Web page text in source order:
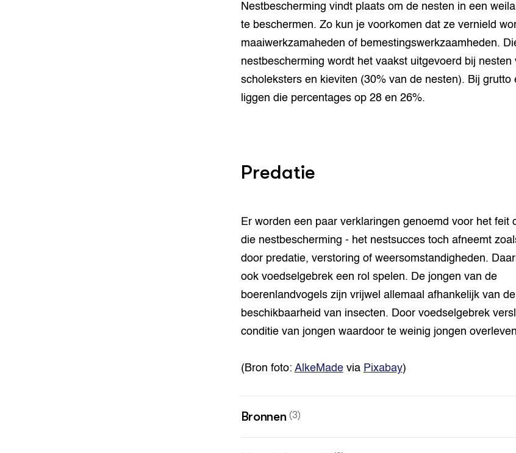
Nestbescherming vindt plaats om de nesten in een
te beschermen. Zo kun je voorkomen dat ze vernield
maaiwerkzamaheden of bemestingswerkzaamheden.
nestbescherming wordt het vaakst uitgevoerd bij nesten
scholeksters en kieviten (30% van de nesten). Bij grutto
liggen die percentages op 28 en 26%.
Predatie
Er worden een paar verklaringen genoemd voor het feit
die nestbescherming - het nestsucces toch afneemt
door predatie, verstoring of weersomstandigheden.
ook voedselgebrek een rol spelen. De jongen van de
boerenlandvogels zijn vrijwel allemaal afhankelijk van de
beschikbaarheid van insecten. Door voedselgebrek
conditie van jongen waardoor te weinig jongen
(Bron foto: AlkeMadevia Pixabay)
Bronnen (3)